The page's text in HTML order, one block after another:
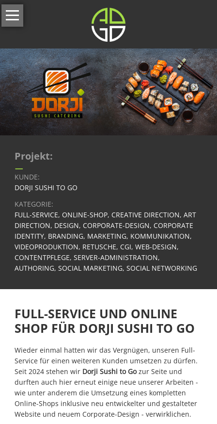
Navigation
überspringen
Home
uns
Leistungen
Strategische
Unternehmensanalyse
Alle
Leistungen
Full-
Branding
&
Corporate
Identity
Website
&
Web
Development
Content
Media
Production
Marketing
&
Growth
Newslettermarketing
Portfolio
Projekt:
–
KUNDE:
DORJI SUSHI TO GO
KATEGORIE:
FULL-SERVICE, ONLINE-SHOP, CREATIVE DIRECTION, ART
DIRECTION, DESIGN, CORPORATE-DESIGN, CORPORATE
IDENTITY, BRANDING, MARKETING, KOMMUNIKATION,
VIDEOPRODUKTION, RETUSCHE, CGI, WEB-DESIGN,
CONTENTPFLEGE, SERVER-ADMINISTRATION,
AUTHORING, SOCIAL MARKETING, SOCIAL NETWORKING
FULL-SERVICE UND ONLINE
SHOP FÜR DORJI SUSHI TO GO
Wieder einmal hatten wir das Vergnügen, unseren Full-
Service für einen weiteren Kunden umsetzen zu dürfen.
Seit 2024 stehen wir Dorji Sushi to Gozur Seite und
durften auch hier erneut einige neue unserer Arbeiten -
wie unter anderem die Umsetzung eines kompletten
Online-Shops inklusive neu entwickelter und gestalteter
Website und neuem Corporate-Design - verwirklichen.